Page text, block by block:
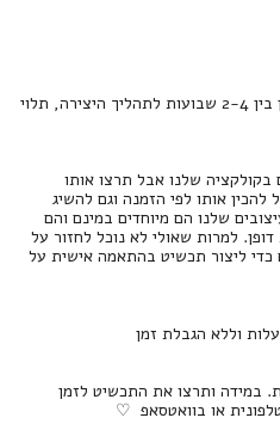
עבור פריטים לפי הזמנה, יש להמתין בין 2-4 שבועות לתהליך היצירה, תלוי
שלנו אבל תרצו אותו
אותו לפי הזמנה וגם להשיג
שלנו הם מיוחדים במינם והם
דופן. למרות שאולי לא נוכל לחזור על
כדי ליצור תכשיט בהתאמה אישית על
וללא הגבלת זמן
במידה ותרצו את התכשיט לזמן
או בוואטסאפ ♡